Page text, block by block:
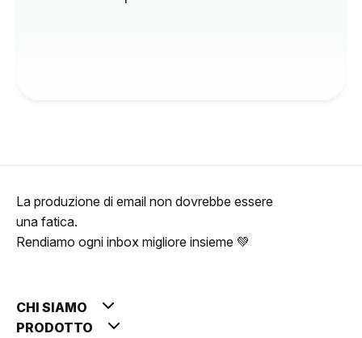
La produzione di email non dovrebbe essere
una fatica.
Rendiamo ogni inbox migliore insieme 💚
CHI SIAMO
PRODOTTO